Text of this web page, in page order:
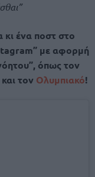
ένα ποστ στο
με αφορμή
όπως τον
τον Ολυμπιακό!